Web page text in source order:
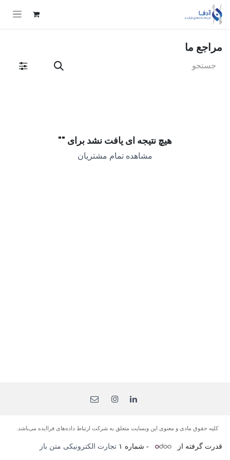
Skip to Content
مراجع ما
هیچ نتیجه ای یافت نشد برای ""
مشاهده تمام مشتریان
کلیه حقوق مادی و معنوی این وبسایت متعلق به شرکت ارتباط داده‌های فرا‌ایده می‌باشد.
قدرت گرفته از - شماره ۱ تجارت الکترونیکی متن باز